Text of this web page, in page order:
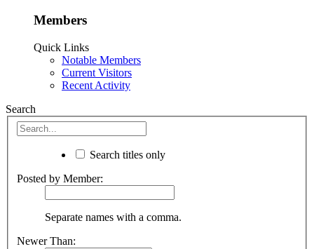
Members
Quick Links
Notable Members
Current Visitors
Recent Activity
Search
Search titles only
Posted by Member:
Separate names with a comma.
Newer Than: